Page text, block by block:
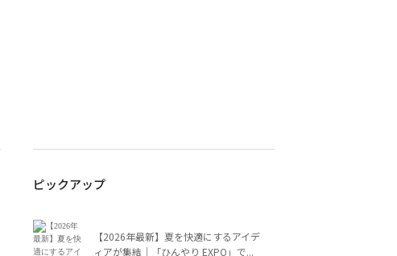
ピックアップ
【2026年最新】夏を快適にするアイデ
ィアが集結｜「ひんやり EXPO」で...